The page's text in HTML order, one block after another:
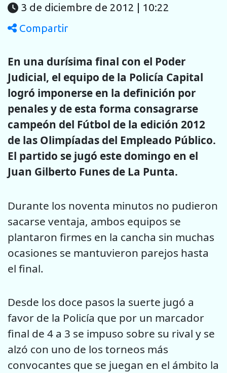
3 de diciembre de 2012 | 10:22
Compartir
En una durísima final con el Poder
Judicial, el equipo de la Policía Capital
logró imponerse en la definición por
penales y de esta forma consagrarse
campeón del Fútbol de la edición 2012
de las Olimpíadas del Empleado Público.
El partido se jugó este domingo en el
Juan Gilberto Funes de La Punta.
Durante los noventa minutos no pudieron
sacarse ventaja, ambos equipos se
plantaron firmes en la cancha sin muchas
ocasiones se mantuvieron parejos hasta
el final.
Desde los doce pasos la suerte jugó a
favor de la Policía que por un marcador
final de 4 a 3 se impuso sobre su rival y se
alzó con uno de los torneos más
convocantes que se juegan en el ámbito la